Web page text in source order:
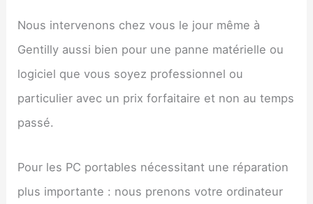
Nous intervenons chez vous le jour même à
Gentilly aussi bien pour une panne matérielle ou
logiciel que vous soyez professionnel ou
particulier avec un prix forfaitaire et non au temps
passé.
Pour les PC portables nécessitant une réparation
plus importante : nous prenons votre ordinateur